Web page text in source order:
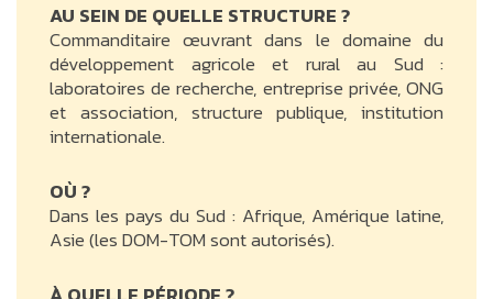
AU SEIN DE QUELLE STRUCTURE ?
Commanditaire œuvrant dans le domaine du
développement agricole et rural au Sud :
laboratoires de recherche, entreprise privée, ONG
et association, structure publique, institution
internationale.
OÙ ?
Dans les pays du Sud : Afrique, Amérique latine,
Asie (les DOM-TOM sont autorisés).